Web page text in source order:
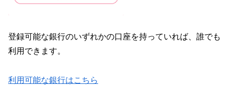
登録可能な銀行のいずれかの口座を持っていれば、誰でも
利用できます。
利用可能な銀行はこちら